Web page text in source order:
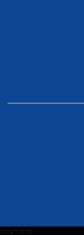
שירות לקוחות